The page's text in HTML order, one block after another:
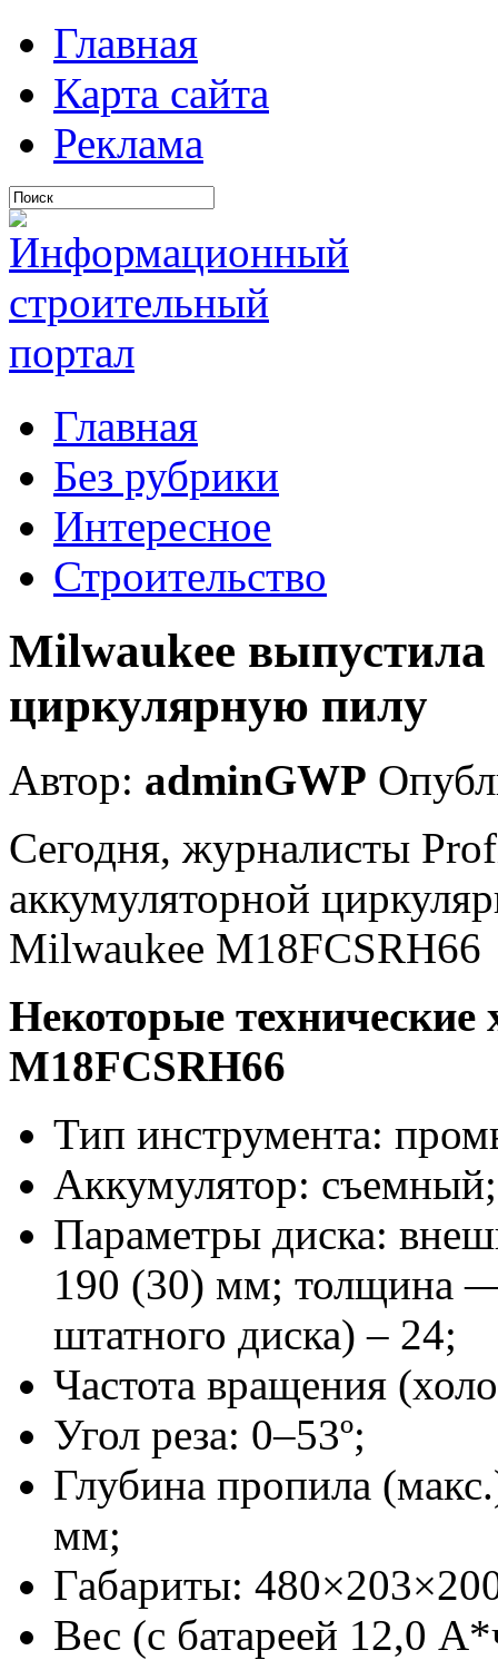
Главная
Карта сайта
Реклама
Главная
Без рубрики
Интересное
Строительство
Milwaukee
циркулярную пилу
Автор: adminGWP
Сегодня, журналисты
аккумуляторной
Milwaukee M18FCSRH66
Некоторые
M18FCSRH66
Тип инструмента:
Аккумулятор:
Параметры диска:
190 (30) мм; толщина
штатного диска) – 24;
Частота вращения
Угол реза: 0–53º;
Глубина пропила
мм;
Габариты:
Вес (с батареей 12,0